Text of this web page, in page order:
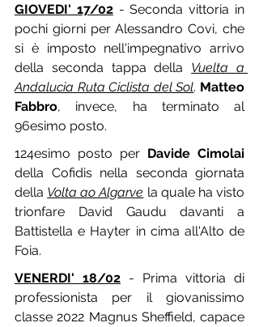
GIOVEDI' 17/02 - Seconda vittoria in
pochi giorni per Alessandro Covi, che
si è imposto nell'impegnativo arrivo
della seconda tappa della Vuelta a
Andalucia Ruta Ciclista del Sol. Matteo
Fabbro, invece, ha terminato al
96esimo posto.
124esimo posto per Davide Cimolai
della Cofidis nella seconda giornata
della Volta ao Algarve la quale ha visto
trionfare David Gaudu davanti a
Battistella e Hayter in cima all'Alto de
Foia.
VENERDI' 18/02 - Prima vittoria di
professionista per il giovanissimo
classe 2022 Magnus Sheffield, capace